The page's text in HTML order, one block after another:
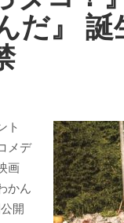
だ』
ト
メデ
画
かん
開